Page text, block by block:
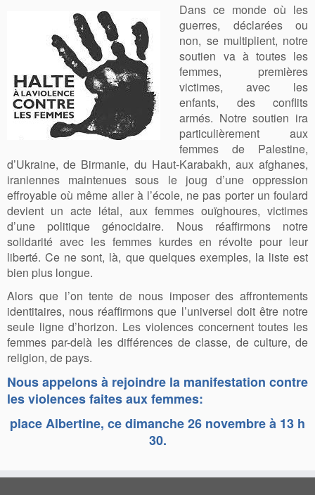
Dans ce monde où les
guerres, déclarées ou
non, se multiplient, notre
soutien va à toutes les
femmes, premières
victimes, avec les
enfants, des conflits
armés. Notre soutien ira
particulièrement aux
femmes de Palestine,
d’Ukraine, de Birmanie, du Haut-Karabakh, aux afghanes,
iraniennes maintenues sous le joug d’une oppression
effroyable où même aller à l’école, ne pas porter un foulard
devient un acte létal, aux femmes ouïghoures, victimes
d’une politique génocidaire. Nous réaffirmons notre
solidarité avec les femmes kurdes en révolte pour leur
liberté. Ce ne sont, là, que quelques exemples, la liste est
bien plus longue.
Alors que l’on tente de nous imposer des affrontements
identitaires, nous réaffirmons que l’universel doit être notre
seule ligne d’horizon. Les violences concernent toutes les
femmes par-delà les différences de classe, de culture, de
religion, de pays.
Nous appelons à rejoindre la manifestation contre
les violences faites aux femmes:
place Albertine, ce dimanche 26 novembre à 13 h
30.